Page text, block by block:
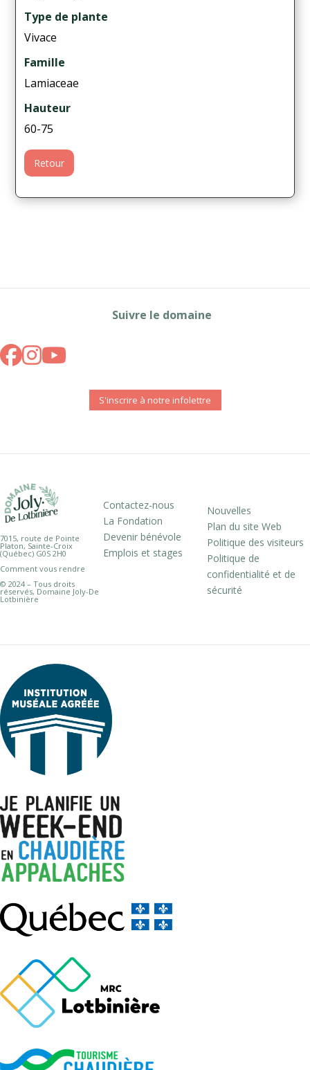
Type de plante
Vivace
Famille
Lamiaceae
Hauteur
60-75
Retour
Suivre le domaine
S'inscrire à notre infolettre
7015, route de Pointe
Platon, Sainte-Croix
(Québec) G0S 2H0
Comment vous rendre
© 2024 – Tous droits
réservés, Domaine Joly-De
Lotbinière
Contactez-nous
La Fondation
Devenir bénévole
Emplois et stages
Nouvelles
Plan du site Web
Politique des visiteurs
Politique de
confidentialité et de
sécurité